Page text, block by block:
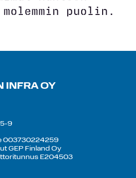
puolin.
INFRA OY
9
003730224259
GEP Finland Oy
E204503